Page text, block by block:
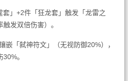
」+2件「狂龙套」触发「龙雷之
发双倍伤害）。
嵌「弑神符文」（无视防御20%），
。